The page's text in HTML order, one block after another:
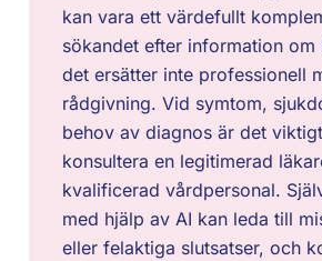
kan vara ett värdefullt
sökandet efter information om
det ersätter inte professionell
rådgivning. Vid symtom,
behov av diagnos är det
konsultera en legitimerad
kvalificerad vårdpersonal.
med hjälp av AI kan leda till
eller felaktiga slutsatser, och